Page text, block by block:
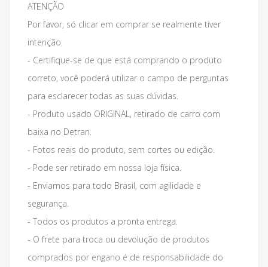
ATENÇÃO
Por favor, só clicar em comprar se realmente tiver
intenção.
- Certifique-se de que está comprando o produto
correto, você poderá utilizar o campo de perguntas
para esclarecer todas as suas dúvidas.
- Produto usado ORIGINAL, retirado de carro com
baixa no Detran.
- Fotos reais do produto, sem cortes ou edição.
- Pode ser retirado em nossa loja física.
- Enviamos para todo Brasil, com agilidade e
segurança.
- Todos os produtos a pronta entrega.
- O frete para troca ou devolução de produtos
comprados por engano é de responsabilidade do